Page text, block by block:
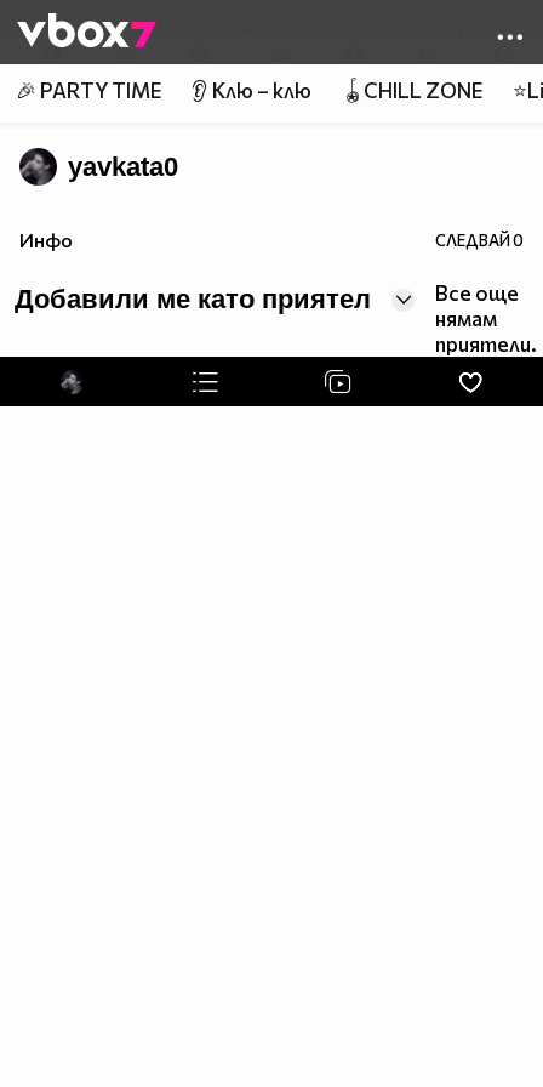
👾
🎉 PARTY TIME 👂 Клю – клю 🪀CHILL ZONE
yavkata0
Инфо СЛЕДВАЙ0
Добавили ме като приятел
Все още
нямам
приятели.